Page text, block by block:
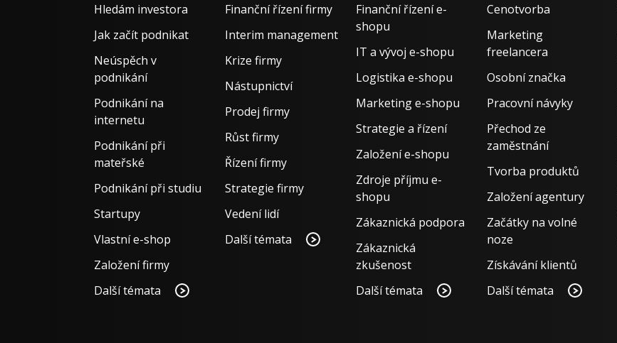
Hledám investora
Jak začít podnikat
Neúspěch v
podnikání
Podnikání na
internetu
Podnikání při
mateřské
Podnikání při studiu
Startupy
Vlastní e-shop
Založení firmy
Další témata
Finanční řízení firmy
Interim management
Krize firmy
Nástupnictví
Prodej firmy
Růst firmy
Řízení firmy
Strategie firmy
Vedení lidí
Další témata
Finanční řízení e-
shopu
IT a vývoj e-shopu
Logistika e-shopu
Marketing e-shopu
Strategie a řízení
Založení e-shopu
Zdroje příjmu e-
shopu
Zákaznická podpora
Zákaznická
zkušenost
Další témata
Cenotvorba
Marketing
freelancera
Osobní značka
Pracovní návyky
Přechod ze
zaměstnání
Tvorba produktů
Založení agentury
Začátky na volné
noze
Získávání klientů
Další témata